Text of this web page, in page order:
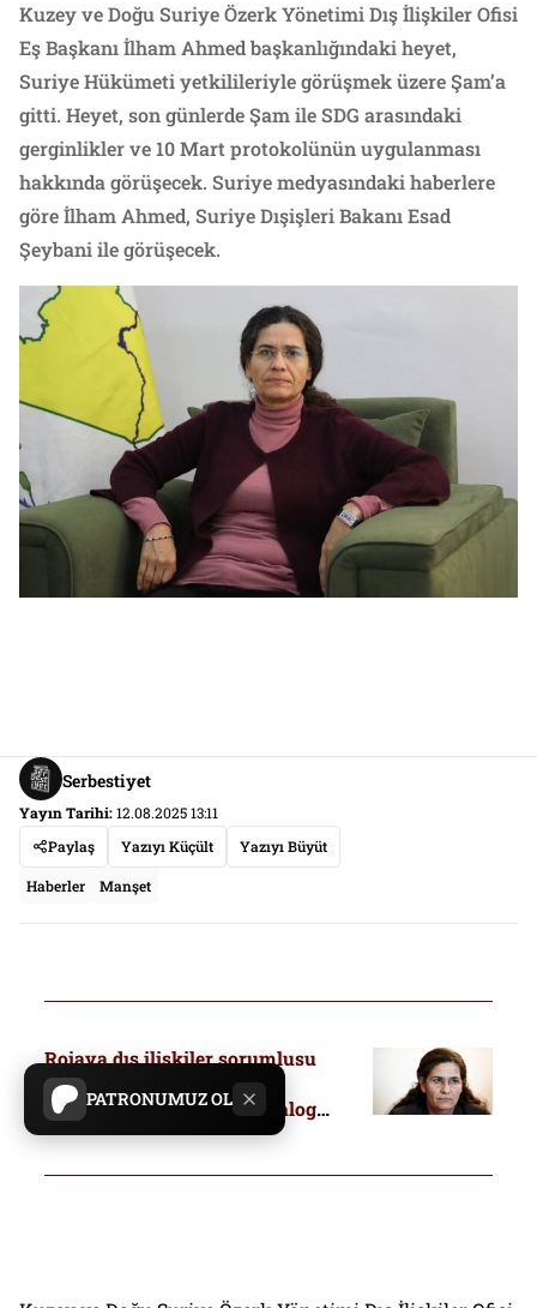
PATRONUMUZ OL
Kuzey ve Doğu Suriye Özerk Yönetimi Dış İlişkiler Ofisi
Eş Başkanı İlham Ahmed başkanlığındaki heyet,
Suriye Hükümeti yetkilileriyle görüşmek üzere Şam’a
gitti. Heyet, son günlerde Şam ile SDG arasındaki
gerginlikler ve 10 Mart protokolünün uygulanması
hakkında görüşecek. Suriye medyasındaki haberlere
göre İlham Ahmed, Suriye Dışişleri Bakanı Esad
Şeybani ile görüşecek.
Serbestiyet
Yayın Tarihi:12.08.2025 13:11
Paylaş
Yazıyı Küçült Yazıyı Büyüt
Haberler Manşet
Rojava dış ilişkiler sorumlusu
İlham Ahmed: “Şam ile
müzakereler çökmedi, diyalog
devam etmeli. Türkiye ile iletişim